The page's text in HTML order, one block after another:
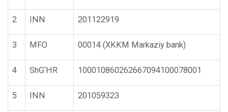
2 INN 201122919
3 MFO 00014 (XKKM Markaziy bank)
4 ShG‘HR 100010860262667094100078001
5 INN 201059323